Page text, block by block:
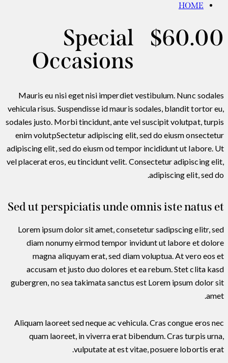
HOME
Special
Occasions
$60.00
Mauris eu nisi eget nisi imperdiet vestibulum. Nunc sodales
vehicula risus. Suspendisse id mauris sodales, blandit tortor eu,
sodales justo. Morbi tincidunt, ante vel suscipit volutpat, turpis
enim volutpSectetur adipiscing elit, sed do eiusm onsectetur
adipiscing elit, sed do eiusm od tempor incididunt ut labore. Ut
vel placerat eros, eu tincidunt velit. Consectetur adipiscing elit,
adipiscing elit, sed do.
Sed ut perspiciatis unde omnis iste natus et
Lorem ipsum dolor sit amet, consetetur sadipscing elitr, sed
diam nonumy eirmod tempor invidunt ut labore et dolore
magna aliquyam erat, sed diam voluptua. At vero eos et
accusam et justo duo dolores et ea rebum. Stet clita kasd
gubergren, no sea takimata sanctus est Lorem ipsum dolor sit
amet.
Aliquam laoreet sed neque ac vehicula. Cras congue eros nec
quam laoreet, in viverra erat bibendum. Cras turpis urna,
vulputate at est vitae, posuere lobortis erat.